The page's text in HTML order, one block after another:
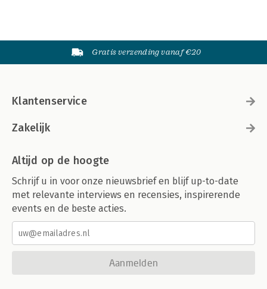
Gratis verzending vanaf €20
Klantenservice
Zakelijk
Altijd op de hoogte
Schrijf u in voor onze nieuwsbrief en blijf up-to-date
met relevante interviews en recensies, inspirerende
events en de beste acties.
Aanmelden